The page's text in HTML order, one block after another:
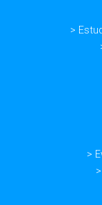
>
>